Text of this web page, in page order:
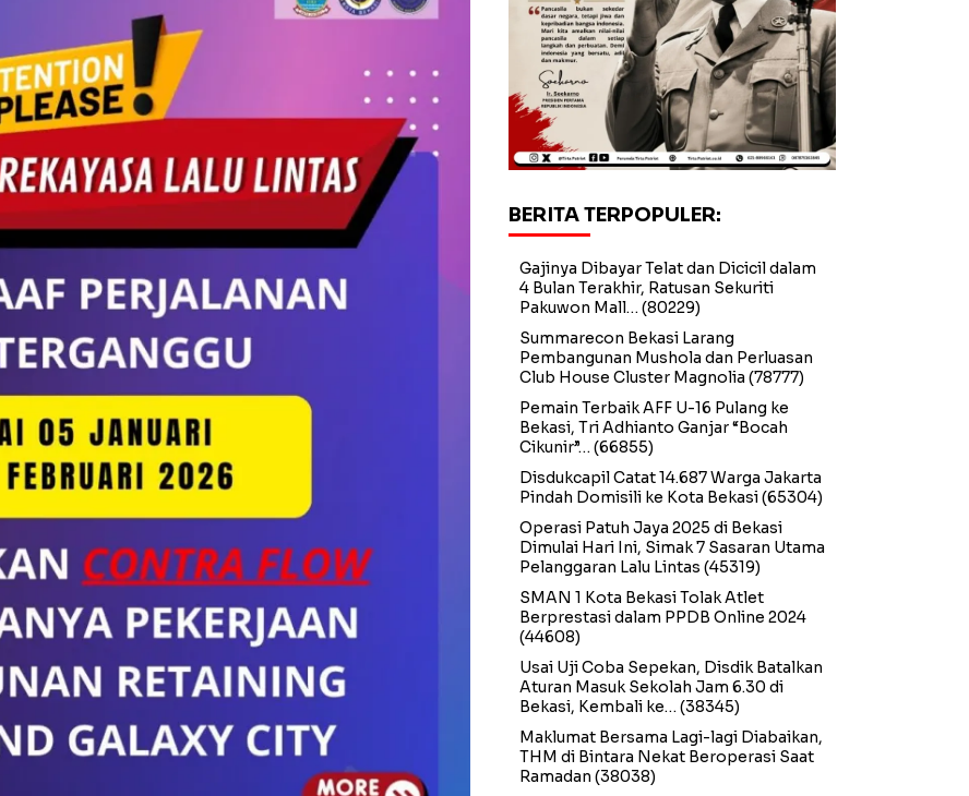
BERITA TERPOPULER:
Gajinya Dibayar Telat dan Dicicil dalam
4 Bulan Terakhir, Ratusan Sekuriti
Pakuwon Mall… (80229)
Summarecon Bekasi Larang
Pembangunan Mushola dan Perluasan
Club House Cluster Magnolia (78777)
Pemain Terbaik AFF U-16 Pulang ke
Bekasi, Tri Adhianto Ganjar “Bocah
Cikunir”… (66855)
Disdukcapil Catat 14.687 Warga Jakarta
Pindah Domisili ke Kota Bekasi(65304)
Operasi Patuh Jaya 2025 di Bekasi
Dimulai Hari Ini, Simak 7 Sasaran Utama
Pelanggaran Lalu Lintas (45319)
SMAN 1 Kota Bekasi Tolak Atlet
Berprestasi dalam PPDB Online 2024
(44608)
Usai Uji Coba Sepekan, Disdik Batalkan
Aturan Masuk Sekolah Jam 6.30 di
Bekasi, Kembali ke… (38345)
Maklumat Bersama Lagi-lagi Diabaikan,
THM di Bintara Nekat Beroperasi Saat
Ramadan (38038)